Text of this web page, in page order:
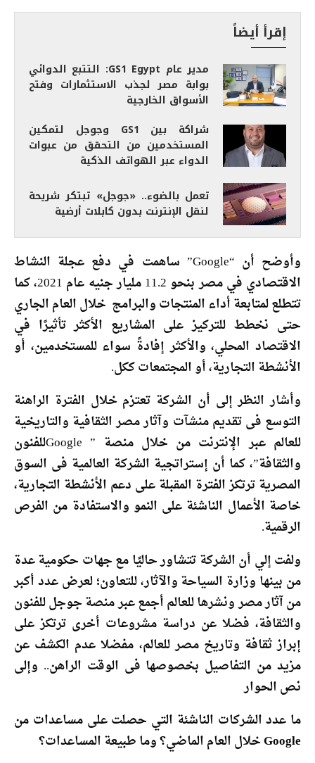
إقرأ أيضاً
مدير عام GS1 Egypt: التتبع الدوائي
بوابة مصر لجذب الاستثمارات وفتح
الأسواق الخارجية
شراكة بين GS1 وجوجل لتمكين
المستخدمين من التحقق من عبوات
الدواء عبر الهواتف الذكية
تعمل بالضوء.. «جوجل» تبتكر شريحة
لنقل الإنترنت بدون كابلات أرضية
وأوضح أن “Google” ساهمت في دفع عجلة النشاط
الاقتصادي في مصر بنحو 11.2 مليار جنيه عام 2021، كما
تتطلع لمتابعة أداء المنتجات والبرامج خلال العام الجاري
حتى نخطط للتركيز على المشاريع الأكثر تأثيرًا في
الاقتصاد المحلي، والأكثر إفادةً سواء للمستخدمين، أو
الأنشطة التجارية، أو المجتمعات ككل.
وأشار النظر إلى أن الشركة تعتزم خلال الفترة الراهنة
التوسع فى تقديم منشآت وآثار مصر الثقافية والتاريخية
للعالم عبر الإنترنت من خلال منصة ” Googleللفنون
والثقافة”، كما أن إستراتجية الشركة العالمية فى السوق
المصرية ترتكز الفترة المقبلة على دعم الأنشطة التجارية،
خاصة الأعمال الناشئة على النمو والاستفادة من الفرص
الرقمية.
ولفت إلي أن الشركة تتشاور حاليًا مع جهات حكومية عدة
من بينها وزارة السياحة والآثار، للتعاون؛ لعرض عدد أكبر
من آثار مصر ونشرها للعالم أجمع عبر منصة جوجل للفنون
والثقافة، فضلا عن دراسة مشروعات أخرى ترتكز على
إبراز ثقافة وتاريخ مصر للعالم، مفضلا عدم الكشف عن
مزيد من التفاصيل بخصوصها فى الوقت الراهن.. وإلى
نص الحوار
ما عدد الشركات الناشئة التي حصلت على مساعدات من
Google خلال العام الماضي؟ وما طبيعة المساعدات؟